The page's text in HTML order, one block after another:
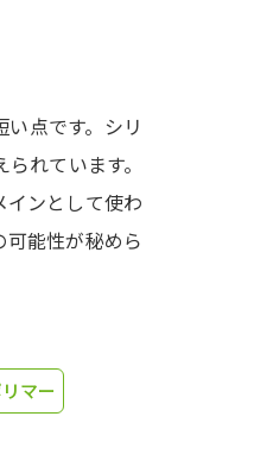
学びたい学問発見
ミニ講義「夢ナビ講義」
料金の お支払いについて
点です。シリ
れています。
ンとして使わ
能性が秘めら
マー